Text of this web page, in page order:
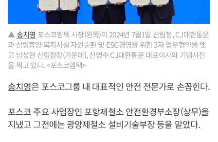
▲송치영 포스코엠텍 사장(왼쪽)이 2024년 7월1일 산림청, CJ대한통운
과 삼림휴양·복지시설 자원순환 및 ESG경영을 위한 3자 업무협약을 맺
고 남성현 산림청장(가운데), 신영수 CJ대한통운 대표이사와 기념사진
을 찍고 있다. <포스코엠텍>
송치영은 포스코그룹 내 대표적인 안전 전문가로 손꼽힌다.
포스코 주요 사업장인 포항제철소 안전환경부소장(상무)을
지냈고 그전에는 광양제철소 설비기술부장 등을 맡았다.